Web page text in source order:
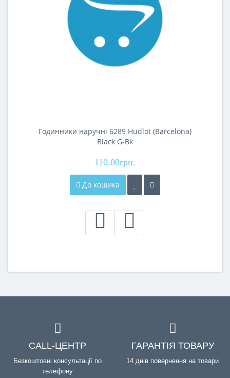
Годинники наручні 6289 Hudlot (Barcelona)
Black G-Bk
110.00грн.
До кошика
CALL-ЦЕНТР
Безкоштовні консультації по
телефону
ГАРАНТІЯ ТОВАРУ
14 днів повернення на товари